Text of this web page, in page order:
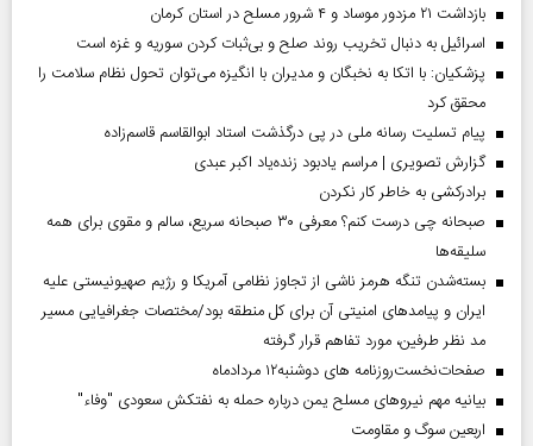
بازداشت ۲۱ مزدور موساد و ۴ شرور مسلح در استان کرمان
اسرائیل به دنبال تخریب روند صلح و بی‌ثبات کردن سوریه و غزه است
پزشکیان: با اتکا به نخبگان و مدیران با انگیزه می‌توان تحول نظام سلامت را
محقق کرد
پیام تسلیت رسانه ملی در پی درگذشت استاد ابوالقاسم قاسم‌زاده
گزارش تصویری | مراسم یادبود زنده‌یاد اکبر عبدی
برادرکشی به خاطر کار نکردن
صبحانه چی درست کنم؟ معرفی ۳۰ صبحانه سریع، سالم و مقوی برای همه
سلیقه‌ها
بسته‌شدن تنگه هرمز ناشی از تجاوز نظامی آمریکا و رژیم صهیونیستی علیه
ایران و پیامد‌های امنیتی آن برای کل منطقه بود/مختصات جغرافیایی مسیر
مد نظر طرفین، مورد تفاهم قرار گرفته
صفحات‌نخست‌روزنامه ها‌ی دوشنبه‌۱۲ مردادماه
بیانیه مهم نیروهای مسلح یمن درباره حمله به نفتکش سعودی "وفاء"
اربعین سوگ و مقاومت